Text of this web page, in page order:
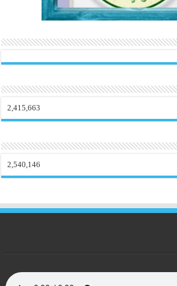
2,415,663
2,540,146